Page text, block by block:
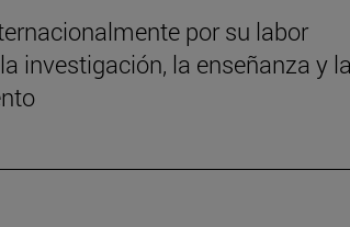
por su labor
investigación, la enseñanza y